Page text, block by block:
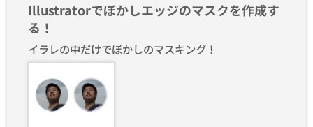
Illustratorでぼかしエッジのマスクを作成す
る！
イラレの中だけでぼかしのマスキング！